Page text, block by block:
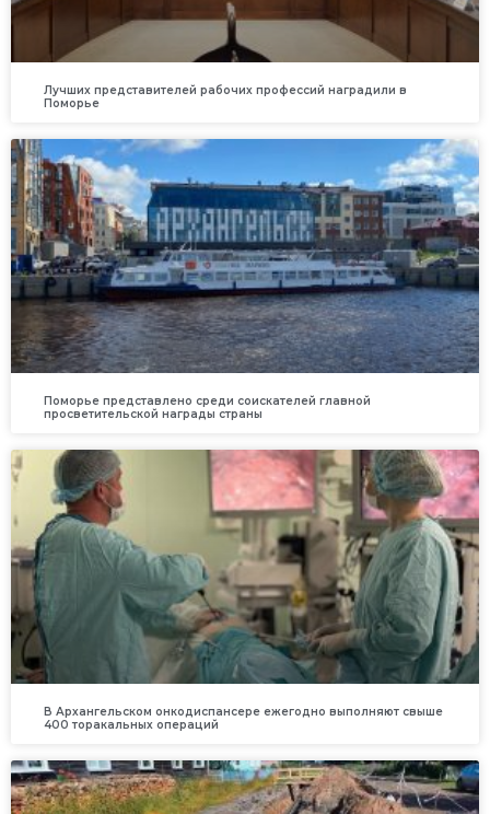
Лучших представителей рабочих профессий наградили в
Поморье
Поморье представлено среди соискателей главной
просветительской награды страны
В Архангельском онкодиспансере ежегодно выполняют свыше
400 торакальных операций